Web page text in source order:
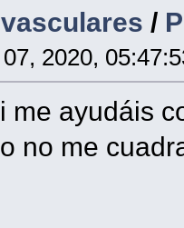
/
2020,
me ayudáis
no me